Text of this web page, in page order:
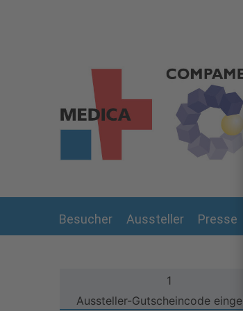
Besucher Aussteller Presse
1
Aussteller-Gutscheincode